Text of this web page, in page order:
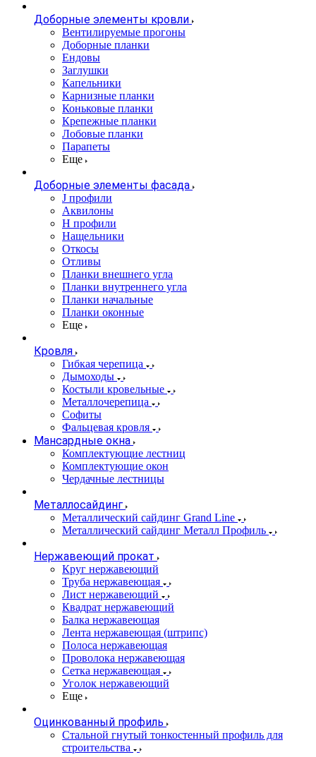
Доборные элементы кровли
Вентилируемые прогоны
Доборные планки
Ендовы
Заглушки
Капельники
Карнизные планки
Коньковые планки
Крепежные планки
Лобовые планки
Парапеты
Еще
Доборные элементы фасада
J профили
Аквилоны
Н профили
Нащельники
Откосы
Отливы
Планки внешнего угла
Планки внутреннего угла
Планки начальные
Планки оконные
Еще
Кровля
Гибкая черепица
Дымоходы
Костыли кровельные
Металлочерепица
Софиты
Фальцевая кровля
Мансардные окна
Комплектующие лестниц
Комплектующие окон
Чердачные лестницы
Металлосайдинг
Металлический сайдинг Grand Line
Металлический сайдинг Металл Профиль
Нержавеющий прокат
Круг нержавеющий
Труба нержавеющая
Лист нержавеющий
Квадрат нержавеющий
Балка нержавеющая
Лента нержавеющая (штрипс)
Полоса нержавеющая
Проволока нержавеющая
Сетка нержавеющая
Уголок нержавеющий
Еще
Оцинкованный профиль
Стальной гнутый тонкостенный профиль для
строительства